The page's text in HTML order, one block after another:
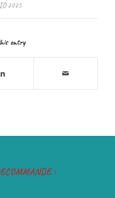
2025
entry
: